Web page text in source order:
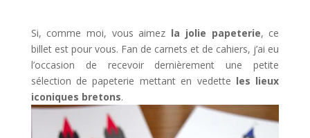
Si, comme moi, vous aimez la jolie papeterie, ce
billet est pour vous. Fan de carnets et de cahiers, j’ai eu
l’occasion de recevoir dernièrement une petite
sélection de papeterie mettant en vedette les lieux
iconiques bretons.